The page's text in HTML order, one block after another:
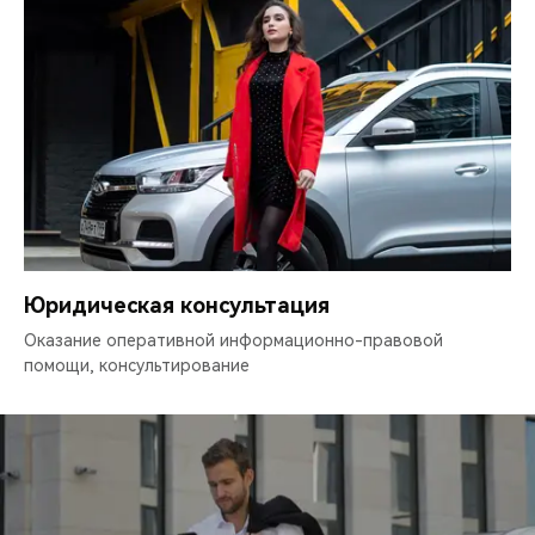
Юридическая консультация
Оказание оперативной информационно-правовой
помощи, консультирование